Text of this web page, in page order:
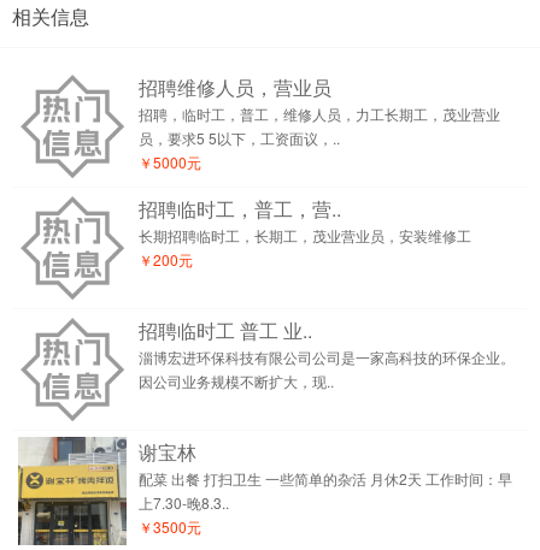
相关信息
招聘维修人员，营业员
招聘，临时工，普工，维修人员，力工长期工，茂业营业
员，要求5 5以下，工资面议，..
￥5000元
招聘临时工，普工，营..
长期招聘临时工，长期工，茂业营业员，安装维修工
￥200元
招聘临时工 普工 业..
淄博宏进环保科技有限公司公司是一家高科技的环保企业。
因公司业务规模不断扩大，现..
谢宝林
配菜 出餐 打扫卫生 一些简单的杂活 月休2天 工作时间：早
上7.30-晚8.3..
￥3500元